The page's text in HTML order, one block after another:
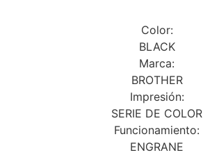
Color:
BLACK
Marca:
BROTHER
Impresión:
SERIE DE COLOR
Funcionamiento:
ENGRANE